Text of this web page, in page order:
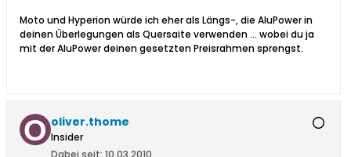
Moto und Hyperion würde ich eher als Längs-, die AluPower in
deinen Überlegungen als Quersaite verwenden ... wobei du ja
mit der AluPower deinen gesetzten Preisrahmen sprengst.
oliver.thome
Insider